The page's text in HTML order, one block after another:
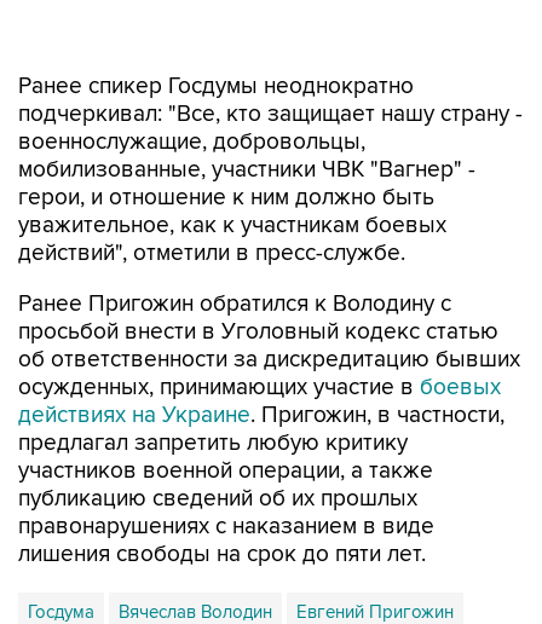
военнослужащие, добровольцы,
мобилизованные, участники ЧВК "Вагнер" -
герои, и отношение к ним должно быть
уважительное, как к участникам боевых
действий", отметили в пресс-службе.
Ранее Пригожин обратился к Володину с
об ответственности за дискредитацию бывших
осужденных, принимающих участие в боевых
действиях на Украине. Пригожин, в частности,
предлагал запретить любую критику
участников военной операции, а также
публикацию сведений об их прошлых
правонарушениях с наказанием в виде
лишения свободы на срок до пяти лет.
Госдума Вячеслав Володин Евгений Пригожин
ЧВК Вагнер